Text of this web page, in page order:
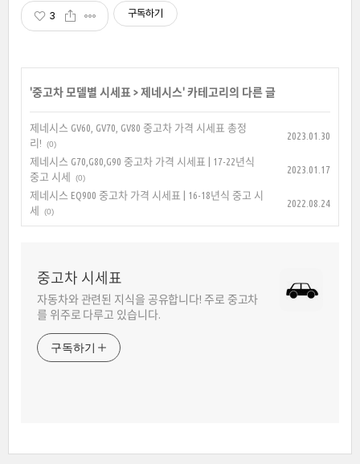
3 구독하기
'중고차 모델별 시세표 >제네시스' 카테고리의 다른 글
제네시스 GV60, GV70, GV80 중고차 가격 시세표 총정
리!
(0)
2023.01.30
제네시스 G70,G80,G90 중고차 가격 시세표 | 17-22년식
중고 시세
(0)
2023.01.17
제네시스 EQ900 중고차 가격 시세표 | 16-18년식 중고 시
세
(0)
2022.08.24
중고차 시세표
자동차와 관련된 지식을 공유합니다! 주로 중고차
를 위주로 다루고 있습니다.
구독하기